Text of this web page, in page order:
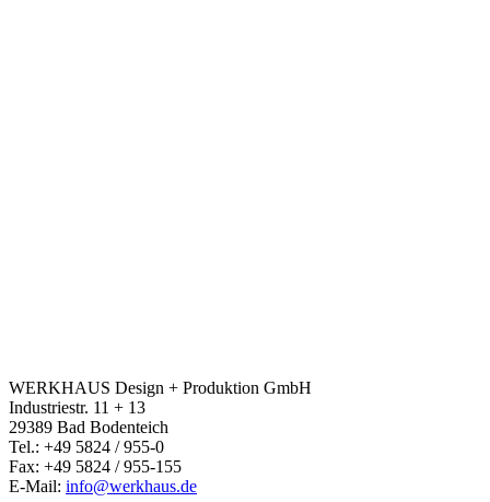
WERKHAUS Design + Produktion GmbH
Industriestr. 11 + 13
29389 Bad Bodenteich
Tel.: +49 5824 / 955-0
Fax: +49 5824 / 955-155
E-Mail: info@werkhaus.de